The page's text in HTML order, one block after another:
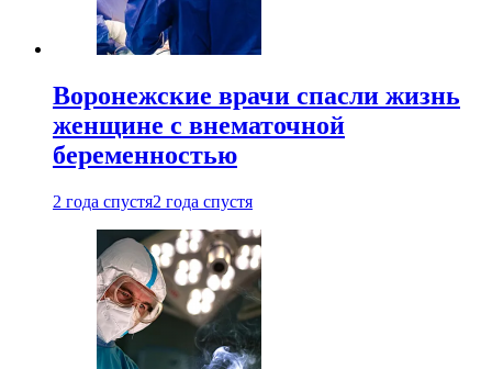
Воронежские врачи спасли жизнь
женщине с внематочной
беременностью
2 года спустя2 года спустя